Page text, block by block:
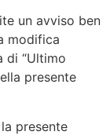
un avviso ben
modifica
di “Ultimo
presente
presente